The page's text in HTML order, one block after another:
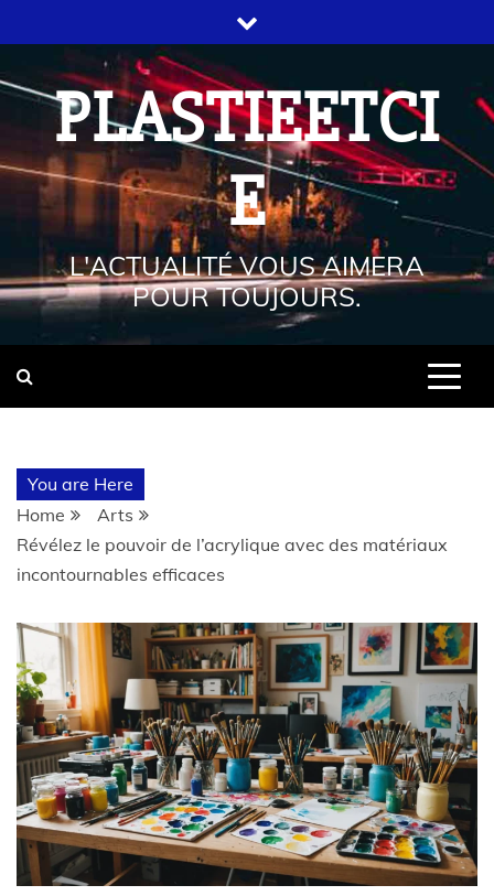
PLASTIEETCI
E
L'ACTUALITÉ VOUS AIMERA
POUR TOUJOURS.
You are Here
Home
Arts
Révélez le pouvoir de l’acrylique avec des matériaux
incontournables efficaces